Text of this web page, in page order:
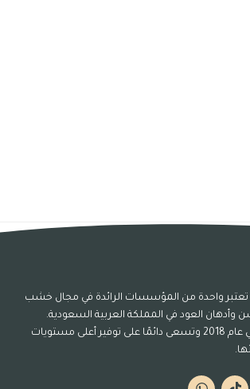
واحدة من المؤسسات الرائدة في مجال خشب
وأدهان العود في المملكة العربية السعودية.
تأسست المؤسسة في عام 2018 وتسعى دائمًا على توفير أعلى مستويات